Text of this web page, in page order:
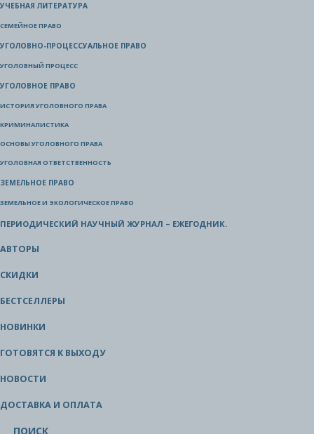
УЧЕБНАЯ ЛИТЕРАТУРА
СЕМЕЙНОЕ ПРАВО
УГОЛОВНО-ПРОЦЕССУАЛЬНОЕ ПРАВО
УГОЛОВНЫЙ ПРОЦЕСС
УГОЛОВНОЕ ПРАВО
ИСТОРИЯ УГОЛОВНОГО ПРАВА
КРИМИНАЛИСТИКА
ОСНОВЫ УГОЛОВНОГО ПРАВА
УГОЛОВНАЯ ОТВЕТСТВЕННОСТЬ
ЗЕМЕЛЬНОЕ ПРАВО
ЗЕМЕЛЬНОЕ И ЭКОЛОГИЧЕСКОЕ ПРАВО
ПЕРИОДИЧЕСКИЙ НАУЧНЫЙ ЖУРНАЛ – ЕЖЕГОДНИК.
АВТОРЫ
СКИДКИ
БЕСТСЕЛЛЕРЫ
НОВИНКИ
ГОТОВЯТСЯ К ВЫХОДУ
НОВОСТИ
ДОСТАВКА И ОПЛАТА
ПОИСК